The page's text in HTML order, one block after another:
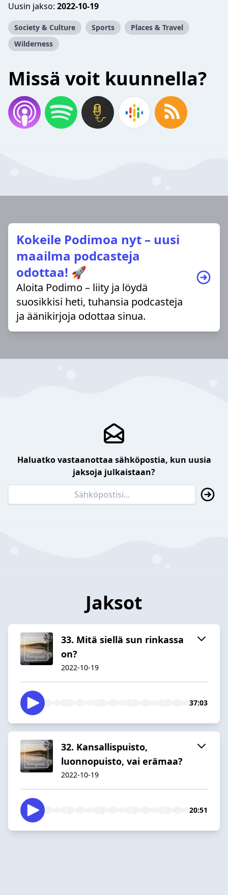
Uusin jakso: 2022-10-19
Society & Culture Sports
Places & Travel
Wilderness
Missä voit kuunnella?
Kokeile Podimoa nyt – uusi
maailma podcasteja
odottaa! 🚀
Aloita Podimo – liity ja löydä
suosikkisi heti, tuhansia podcasteja
ja äänikirjoja odottaa sinua.
Haluatko vastaanottaa sähköpostia, kun uusia
jaksoja julkaistaan?
Jaksot
33. Mitä siellä sun rinkassa
on?
2022-10-19
37:03
32. Kansallispuisto,
luonnopuisto, vai erämaa?
2022-10-19
20:51